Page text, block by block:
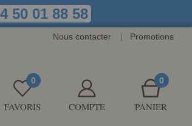
50 01 88 58
Nous contacter | Promotions
0
FAVORIS COMPTE
0
PANIER